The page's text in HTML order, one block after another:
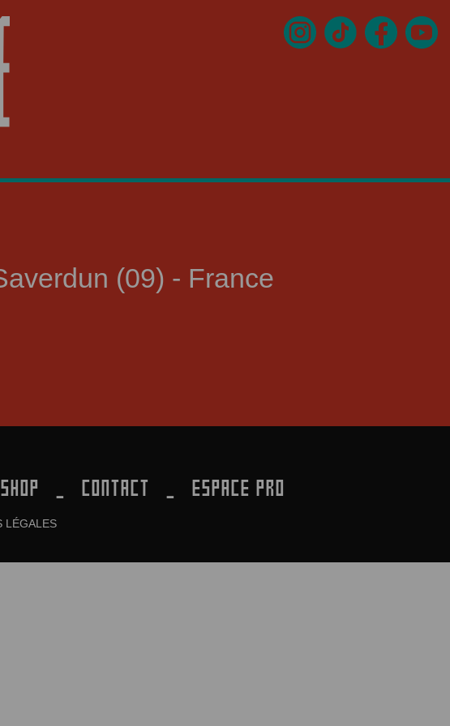
(09) - France
SHOP CONTACT ESPACE PRO
LÉGALES